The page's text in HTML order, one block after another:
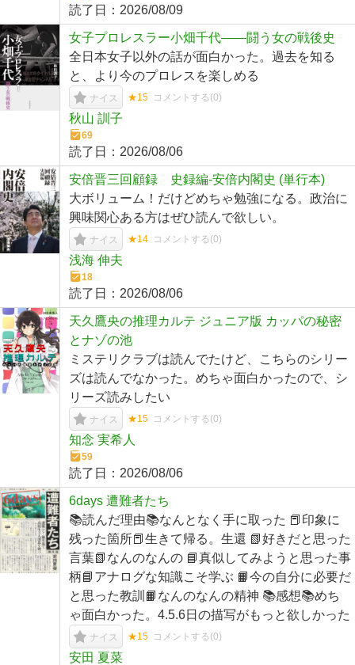
読了日： 2026/08/09
女子プロレスラー小畑千代――闘う女の戦後史
全日本女子以外の話が面白かった。過去を知る
と、より今のプロレスを楽しめる
ナイス ★15 コメントする(0)
秋山 訓子
69
読了日： 2026/08/06
安倍晋三回顧録 史録編-安倍内閣史 (単行本)
大ボリューム！だけどめちゃ勉強になる。政治に
興味関心ある方はぜひ読んで欲しい。
ナイス ★14 コメントする(0)
浅海 伸夫
18
読了日： 2026/08/06
天久鷹央の推理カルテ ジュニア版 カッパの秘密
とナゾの池
ミステリクラブは読んでたけど、こちらのシリー
ズは読んでなかった。めちゃ面白かったので、シ
リーズ読みしたい
ナイス ★15 コメントする(0)
知念 実希人
59
読了日： 2026/08/06
6days 遭難者たち
📚読んだ理由📚なんとなく手に取った 📕印象に
残った箇所📕生きて帰る。生還 📗好きだと思った
言葉📗なんのなんの 📘真似してみようと思った事
柄📘アナログな知識こそ学ぶ 📙今の自分に必要だ
と思った教訓📙なんのなんの精神 📚感想📚めち
ゃ面白かった。4.5.6日の描写がもっと欲しかった
ナイス ★15 コメントする(0)
安田 夏菜